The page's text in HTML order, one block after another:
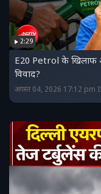
2:29
E20 Petrol के खिलाफ
विवाद?
अगस्त 04, 2026 17:12 pm